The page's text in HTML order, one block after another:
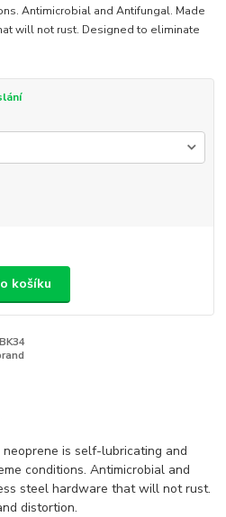
Antimicrobial and Antifungal. Made
will not rust. Designed to eliminate
košíku
is self-lubricating and
conditions. Antimicrobial and
steel hardware that will not rust.
distortion.